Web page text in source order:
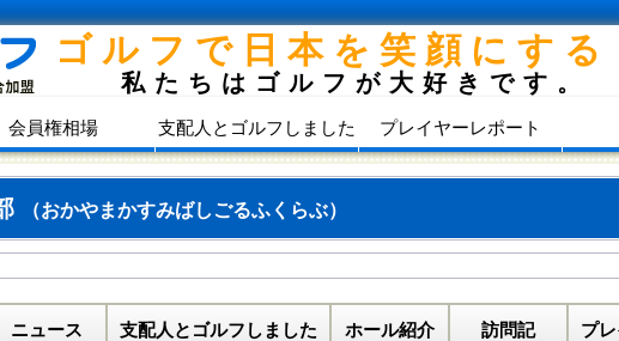
ゴルフで日本を笑顔にする
私たちはゴルフが大好きです。
会員権相場 支配人とゴルフしました プレイヤーレポート
（おかやまかすみばしごるふくらぶ）
ニュース 支配人とゴルフしました ホール紹介 訪問記 プ